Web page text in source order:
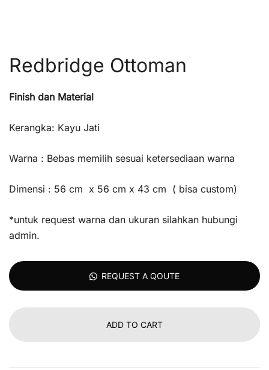
Redbridge Ottoman
Finish dan Material
Kerangka: Kayu Jati
Warna : Bebas memilih sesuai ketersediaan warna
Dimensi : 56 cm x 56 cm x 43 cm ( bisa custom)
*untuk request warna dan ukuran silahkan hubungi
admin.
REQUEST A QOUTE
ADD TO CART